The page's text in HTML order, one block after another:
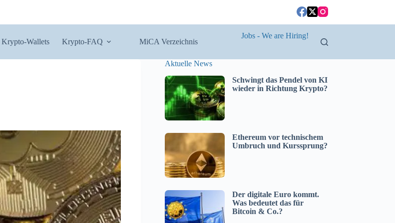
Krypto-Wallets Krypto-FAQ MiCA Verzeichnis
Jobs - We are Hiring!
Aktuelle News
Schwingt das Pendel von KI
wieder in Richtung Krypto?
Ethereum vor technischem
Umbruch und Kurssprung?
Der digitale Euro kommt.
Was bedeutet das für
Bitcoin & Co.?